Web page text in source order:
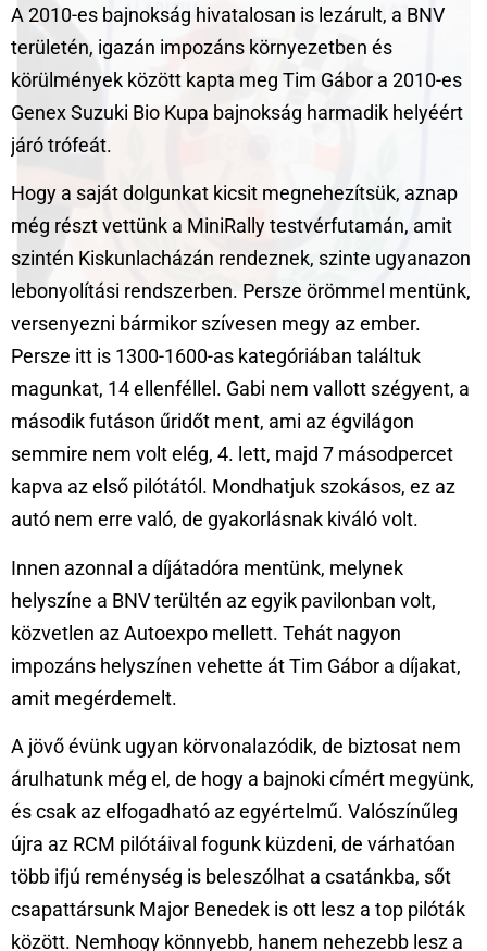
A 2010-es bajnokság hivatalosan is lezárult, a BNV
területén, igazán impozáns környezetben és
körülmények között kapta meg Tim Gábor a 2010-es
Genex Suzuki Bio Kupa bajnokság harmadik helyéért
járó trófeát.
Hogy a saját dolgunkat kicsit megnehezítsük, aznap
még részt vettünk a MiniRally testvérfutamán, amit
szintén Kiskunlacházán rendeznek, szinte ugyanazon
lebonyolítási rendszerben. Persze örömmel mentünk,
versenyezni bármikor szívesen megy az ember.
Persze itt is 1300-1600-as kategóriában találtuk
magunkat, 14 ellenféllel. Gabi nem vallott szégyent, a
második futáson űridőt ment, ami az égvilágon
semmire nem volt elég, 4. lett, majd 7 másodpercet
kapva az első pilótától. Mondhatjuk szokásos, ez az
autó nem erre való, de gyakorlásnak kiváló volt.
Innen azonnal a díjátadóra mentünk, melynek
helyszíne a BNV terültén az egyik pavilonban volt,
közvetlen az Autoexpo mellett. Tehát nagyon
impozáns helyszínen vehette át Tim Gábor a díjakat,
amit megérdemelt.
A jövő évünk ugyan körvonalazódik, de biztosat nem
árulhatunk még el, de hogy a bajnoki címért megyünk,
és csak az elfogadható az egyértelmű. Valószínűleg
újra az RCM pilótáival fogunk küzdeni, de várhatóan
több ifjú reménység is beleszólhat a csatánkba, sőt
csapattársunk Major Benedek is ott lesz a top pilóták
között. Nemhogy könnyebb, hanem nehezebb lesz a